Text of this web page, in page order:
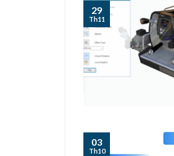
29
Th11
03
Th10